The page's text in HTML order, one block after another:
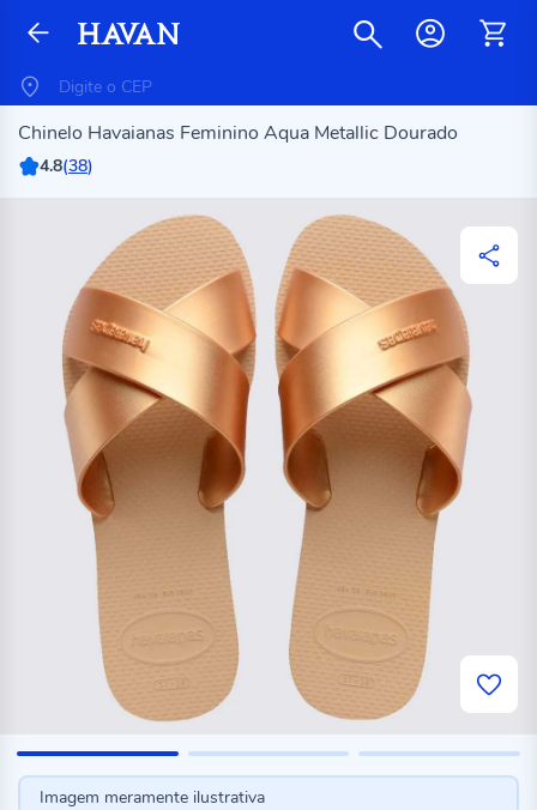
Chinelo Havaianas Feminino Aqua Metallic Dourado
4.8(38)
Imagem meramente ilustrativa